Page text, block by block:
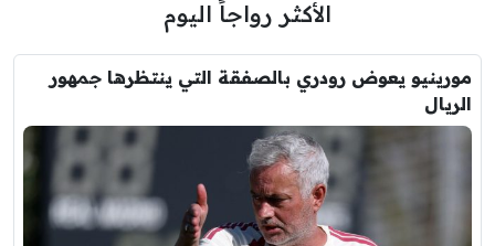
الأكثر رواجاً اليوم
مورينيو يعوض رودري بالصفقة التي ينتظرها جمهور
الريال